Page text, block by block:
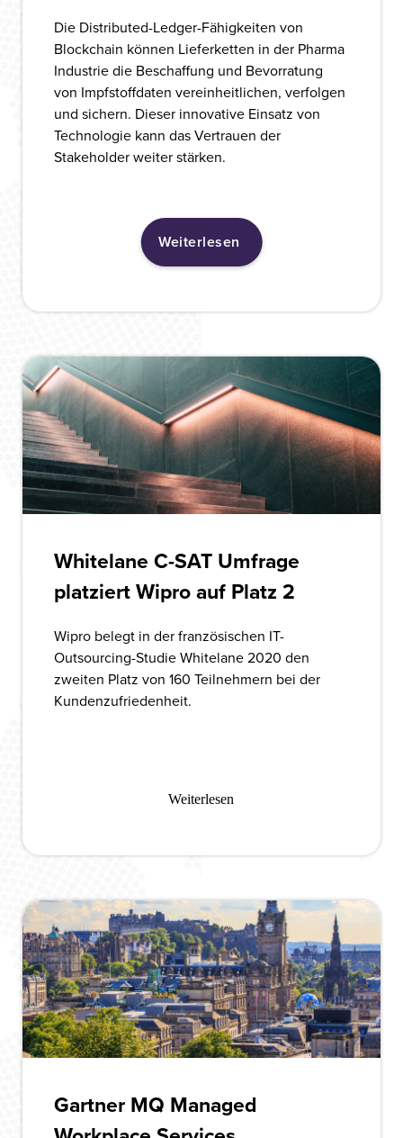
Die Distributed-Ledger-Fähigkeiten von
Blockchain können Lieferketten in der Pharma
Industrie die Beschaffung und Bevorratung
von Impfstoffdaten vereinheitlichen, verfolgen
und sichern. Dieser innovative Einsatz von
Technologie kann das Vertrauen der
Stakeholder weiter stärken.
Weiterlesen
Whitelane C-SAT Umfrage
platziert Wipro auf Platz 2
Wipro belegt in der französischen IT-
Outsourcing-Studie Whitelane 2020 den
zweiten Platz von 160 Teilnehmern bei der
Kundenzufriedenheit.
Weiterlesen
Gartner MQ Managed